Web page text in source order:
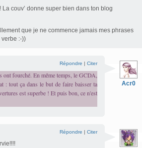
couv’ donne super bien dans ton blog
que je ne commence jamais mes phrases
:-))
Acr0
Répondre | Citer
ont fourché. En même temps, le GCDA,
: tout ça dans le but de faire baisser ta
est superbe ! Et puis bon, ce n'est
Répondre | Citer